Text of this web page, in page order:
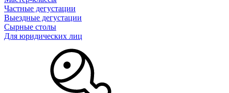
Частные дегустации
Выездные дегустации
Сырные столы
Для юридических лиц